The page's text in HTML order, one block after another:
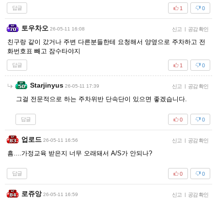
답글 0
1
토우차오 26-05-11 16:08 신고 | 공감 확인
친구랑 같이 갔거나 주변 다른분들한테 요청해서 양옆으로 주차하고 전
화번호표 빼고 잠수타야지
답글 0
1
Starjinyus 26-05-11 17:39 신고 | 공감 확인
그걸 전문적으로 하는 주차위반 단속단이 있으면 좋겠습니다.
답글 0
0
업로드 26-05-11 16:56 신고 | 공감 확인
흠....가정교육 받은지 너무 오래돼서 A/S가 안되나?
답글 0
0
로쥬앙 26-05-11 16:59 신고 | 공감 확인